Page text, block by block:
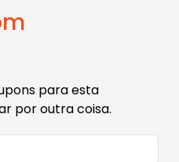
para esta
por outra coisa.